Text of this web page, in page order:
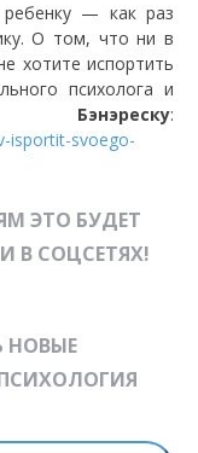
— как раз
О том, что ни в
хотите испортить
психолога и
Бэнэреску:
isportit-svoego-
ЭТО БУДЕТ
В СОЦСЕТЯХ!
НОВЫЕ